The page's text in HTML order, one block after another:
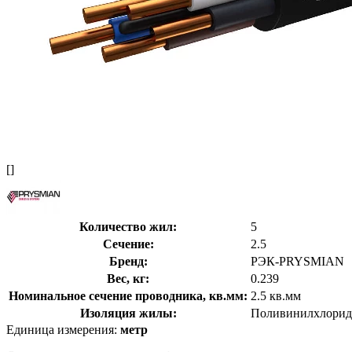
[]
Количество жил:
5
Сечение:
2.5
Бренд:
РЭК-PRYSMIAN
Вес, кг:
0.239
Номинальное сечение проводника, кв.мм: 2.5 кв.мм
Изоляция жилы:
Единица измерения: метр